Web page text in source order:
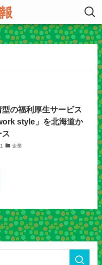
の福利厚生サービス
style」を北海道か
ス
企業